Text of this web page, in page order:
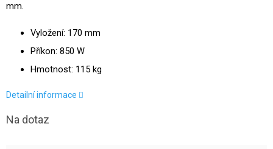
mm.
Vyložení: 170 mm
Příkon: 850 W
Hmotnost: 115 kg
Detailní informace
Na dotaz